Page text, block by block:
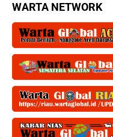
WARTA NETWORK